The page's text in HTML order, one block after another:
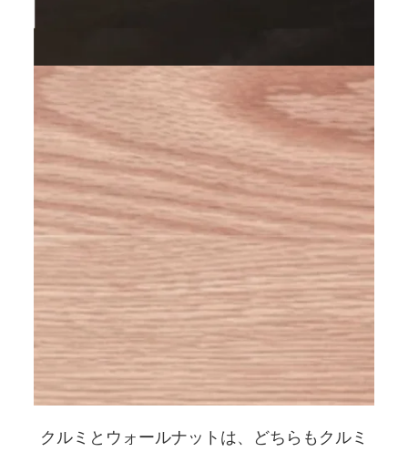
クルミとウォールナットは、どちらもクルミ